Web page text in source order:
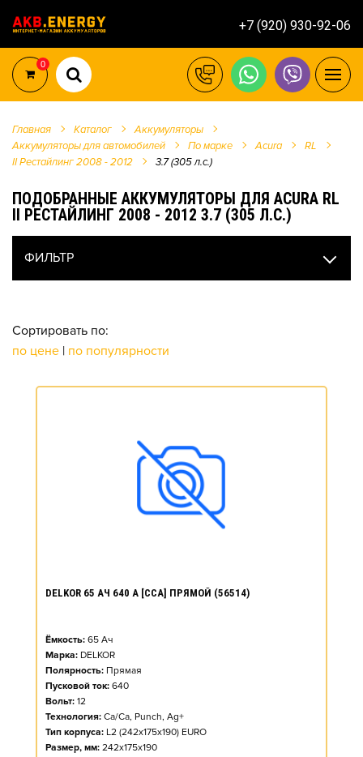
+7 (920) 930-92-06
0
Главная Каталог
Аккумуляторы
Аккумуляторы для автомобилей
По марке Acura
RL
II Рестайлинг 2008 - 2012
3.7 (305 л.с.)
ПОДОБРАННЫЕ АККУМУЛЯТОРЫ ДЛЯ ACURA RL
II РЕСТАЙЛИНГ 2008 - 2012 3.7 (305 Л.С.)
ФИЛЬТР
Сортировать по:
по цене | по популярности
DELKOR 65 АЧ 640 А [CCA] ПРЯМОЙ (56514)
Ёмкость: 65 Ач
Марка: DELKOR
Полярность: Прямая
Пусковой ток: 640
Вольт: 12
Технология: Ca/Ca, Punch, Ag+
Тип корпуса: L2 (242x175x190) EURO
Размер, мм: 242x175x190